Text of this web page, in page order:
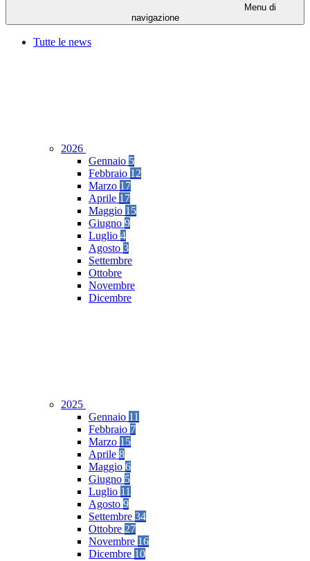
Menu di
navigazione
Tutte le news
2026
Gennaio 5
Febbraio 12
Marzo 17
Aprile 17
Maggio 15
Giugno 9
Luglio 4
Agosto 3
Settembre
Ottobre
Novembre
Dicembre
2025
Gennaio 11
Febbraio 7
Marzo 15
Aprile 8
Maggio 6
Giugno 5
Luglio 11
Agosto 9
Settembre 34
Ottobre 27
Novembre 16
Dicembre 10